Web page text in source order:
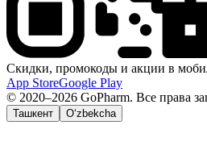
Скидки, промокоды и акции в
App StoreGoogle Play
© 2020–2026 GoPharm. Все права
Ташкент O‘zbekcha